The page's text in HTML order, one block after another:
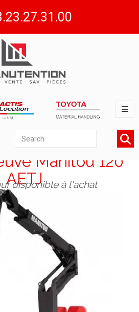
Manitou 120
AETJ
disponible à l'achat​